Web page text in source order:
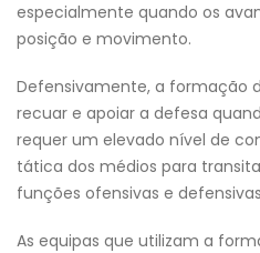
especialmente quando os
posição e movimento.
Defensivamente, a formação
recuar e apoiar a defesa
requer um elevado nível de
tática dos médios para
funções ofensivas e
As equipas que utilizam a